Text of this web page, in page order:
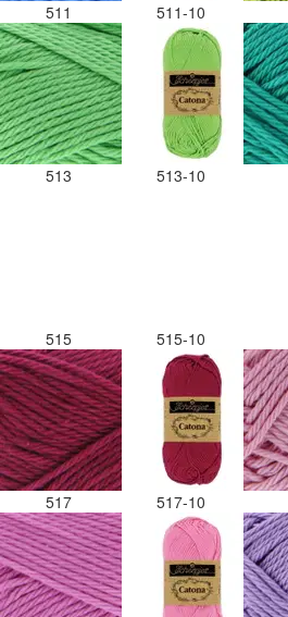
511 511-10
513 513-10
515 515-10
517 517-10